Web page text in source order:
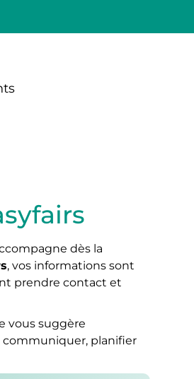
dès la
, vos informations sont
prendre contact et
vous suggère
communiquer, planifier